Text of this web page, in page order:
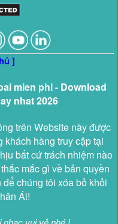
]
mien phi - Download
nhat 2026
trên Website này được
hàng truy cập tại
bất cứ trách nhiệm nào
mắc gì về bản quyền
chúng tôi xóa bỏ khỏi
Ái!